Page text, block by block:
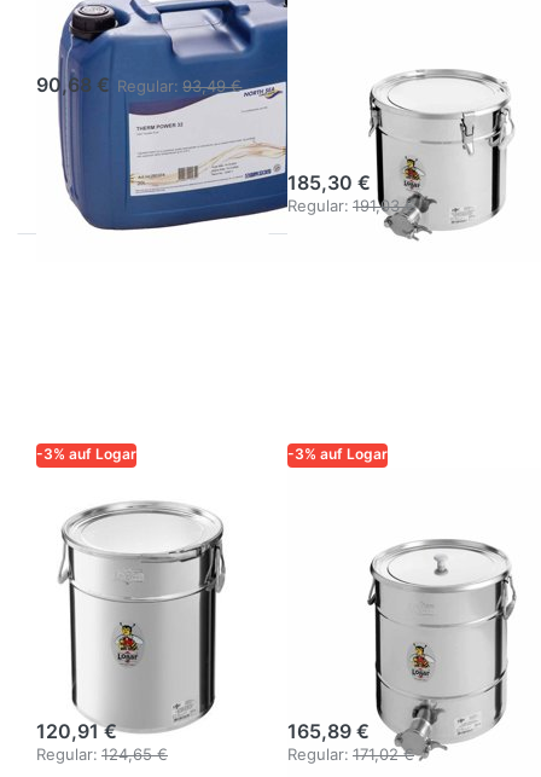
IMKER
Thermoöl 20 l
90,68 € Regular: 93,49 €
Abfüllbehälter
25 kg mit 4
Spannverschlüsse
185,30 €
Regular: 191,03 €
-3% auf Logar
ZUVERLÄSSIGKEIT FÜR
IMKER
Logar
Lagerbehälter
konisch 35 kg
mit Spannring
und Dichtung
120,91 €
Regular: 124,65 €
-3% auf Logar
Abfüllbehälter
Auflagedeckel,
Quetschhahn
165,89 €
Regular: 171,02 €